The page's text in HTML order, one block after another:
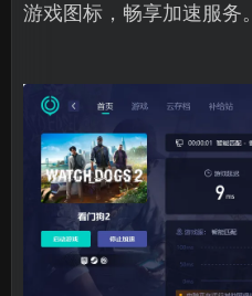
游戏图标，畅享加速服务。